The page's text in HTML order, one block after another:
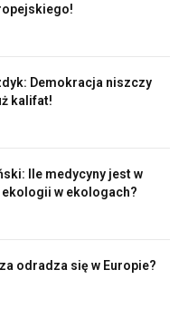
Demokracja niszczy
kalifat!
Ile medycyny jest w
ekologii w ekologach?
odradza się w Europie?